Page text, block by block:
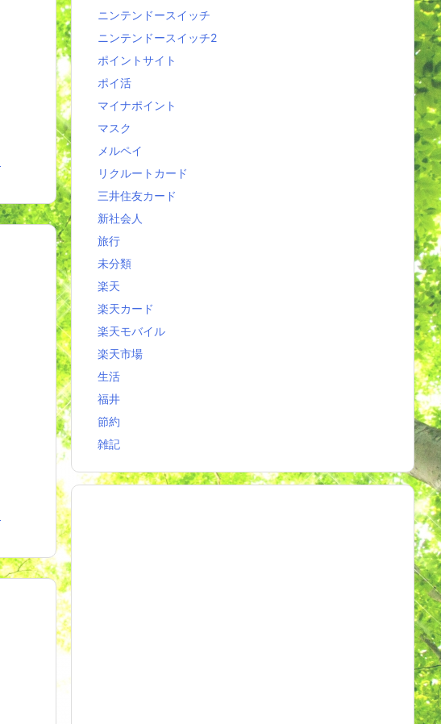
ニンテンドースイッチ
ニンテンドースイッチ2
ポイントサイト
ポイ活
マイナポイント
マスク
メルペイ
リクルートカード
三井住友カード
新社会人
旅行
未分類
楽天
楽天カード
楽天モバイル
楽天市場
生活
福井
節約
雑記